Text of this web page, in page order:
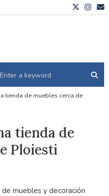
tienda de muebles cerca de
tienda de
Ploiesti
muebles y decoración